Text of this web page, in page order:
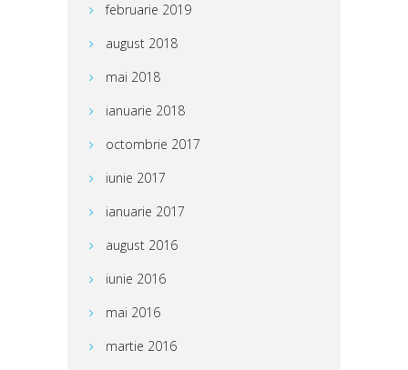
februarie 2019
august 2018
mai 2018
ianuarie 2018
octombrie 2017
iunie 2017
ianuarie 2017
august 2016
iunie 2016
mai 2016
martie 2016